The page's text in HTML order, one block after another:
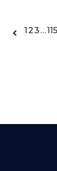
 1 23 …115